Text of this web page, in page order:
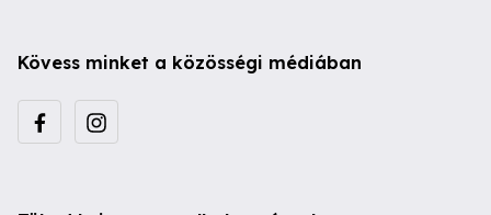
Kövess minket a közösségi médiában